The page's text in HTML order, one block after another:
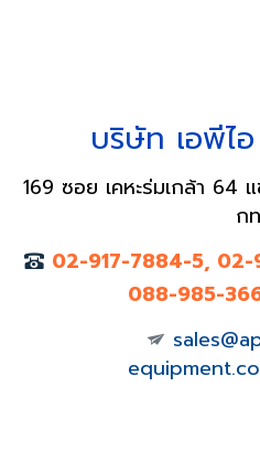
บริษัท เอพีไ
169 ซอย เคหะร่มเกล้า 64
ก
02-917-7884-5, 02-
088-985-